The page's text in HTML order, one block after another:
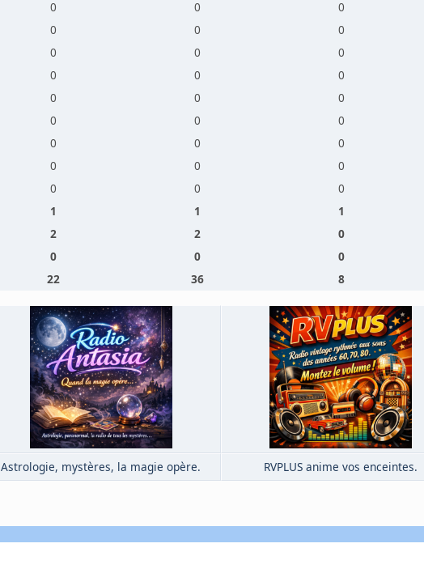
0 0 0
0 0 0
0 0 0
0 0 0
0 0 0
0 0 0
0 0 0
0 0 0
0 0 0
1 1 1
2 2 0
0 0 0
22 36 8
Astrologie, mystères, la magie opère. RVPLUS anime vos enceintes.